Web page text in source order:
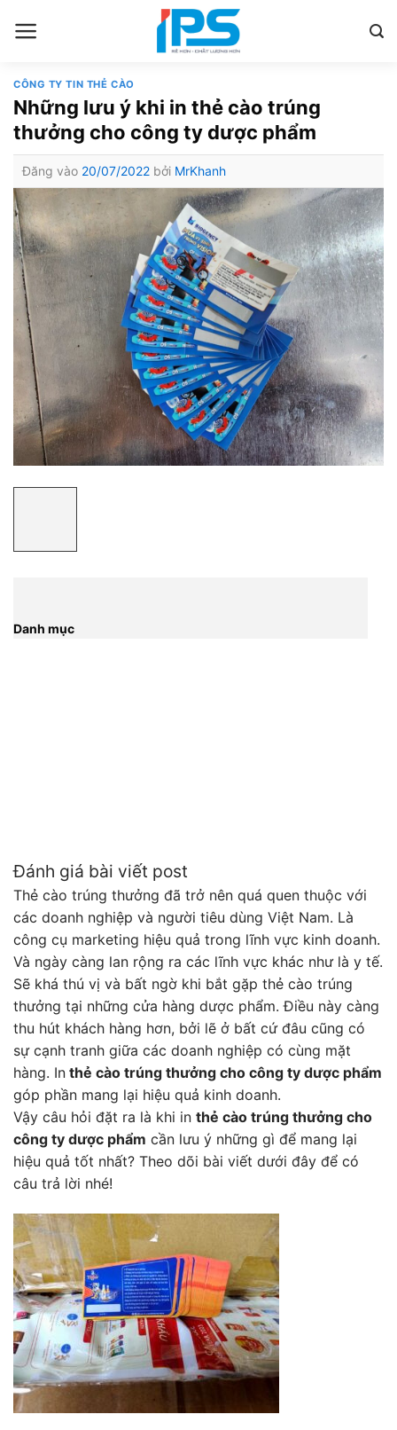
qua
dung
CÔNG TY TIN THẺ CÀO
Những lưu ý khi in thẻ cào trúng
thưởng cho công ty dược phẩm
Đăng vào 20/07/2022 bởi MrKhanh
Danh mục
Đánh giá bài viết post
Thẻ cào trúng thưởng đã trở nên quá quen thuộc với
các doanh nghiệp và người tiêu dùng Việt Nam. Là
công cụ marketing hiệu quả trong lĩnh vực kinh doanh.
Và ngày càng lan rộng ra các lĩnh vực khác như là y tế.
Sẽ khá thú vị và bất ngờ khi bắt gặp thẻ cào trúng
thưởng tại những cửa hàng dược phẩm. Điều này càng
thu hút khách hàng hơn, bởi lẽ ở bất cứ đâu cũng có
sự cạnh tranh giữa các doanh nghiệp có cùng mặt
hàng. In thẻ cào trúng thưởng cho công ty dược phẩm
góp phần mang lại hiệu quả kinh doanh.
Vậy câu hỏi đặt ra là khi in thẻ cào trúng thưởng cho
công ty dược phẩm cần lưu ý những gì để mang lại
hiệu quả tốt nhất? Theo dõi bài viết dưới đây để có
câu trả lời nhé!